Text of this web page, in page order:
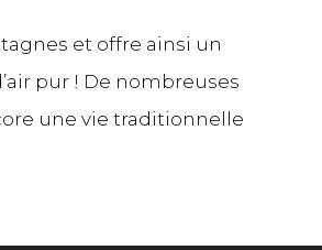
et offre ainsi un
pur ! De nombreuses
une vie traditionnelle